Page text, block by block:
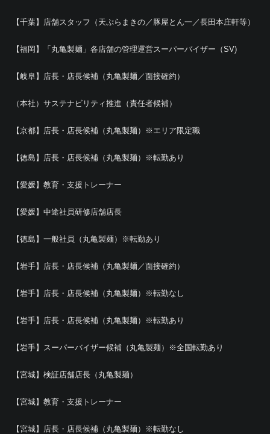
【千葉】店舗スタッフ（天ぷらまきの／豚屋とん一／長田本庄軒等）
【福岡】「丸亀製麺」各店舗の管理運営スーパーバイザー（SV)
【岐阜】店長・店長候補（丸亀製麺／面接確約）
（本社）サステナビリティ推進（責任者候補）
【京都】店長・店長候補（丸亀製麺）※エリア限定職
【徳島】店長・店長候補（丸亀製麺）※転勤あり
【愛媛】教育・支援トレーナー
【愛媛】中途社員研修店舗店長
【徳島】一般社員（丸亀製麺）※転勤あり
【岩手】店長・店長候補（丸亀製麺／面接確約）
【岩手】店長・店長候補（丸亀製麺）※転勤なし
【岩手】店長・店長候補（丸亀製麺）※転勤あり
【岩手】スーパーバイザー候補（丸亀製麺）※全国転勤あり
【宮城】検証店舗店長（丸亀製麺）
【宮城】教育・支援トレーナー
【宮城】店長・店長候補（丸亀製麺）※転勤なし